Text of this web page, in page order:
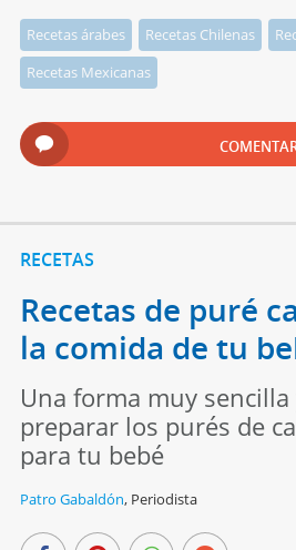
Recetas árabes Recetas Chilenas
Recetas Mexicanas
RECETAS
Recetas de puré
la comida de tu
Una forma muy sencilla
preparar los purés de
para tu bebé
Patro Gabaldón, Periodista